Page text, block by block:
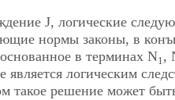
J, логические
нормы законы, в
в терминах N1 ,
является логическим
такое решение может